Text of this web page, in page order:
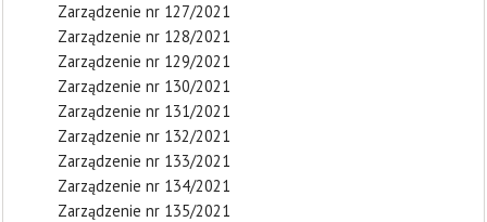
Zarządzenie nr 127/2021
Zarządzenie nr 128/2021
Zarządzenie nr 129/2021
Zarządzenie nr 130/2021
Zarządzenie nr 131/2021
Zarządzenie nr 132/2021
Zarządzenie nr 133/2021
Zarządzenie nr 134/2021
Zarządzenie nr 135/2021